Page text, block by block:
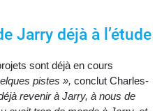
Jarry déjà à l’étude
sont déjà en cours
pistes », conclut Charles-
revenir à Jarry, à nous de